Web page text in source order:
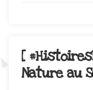
[
Nature au